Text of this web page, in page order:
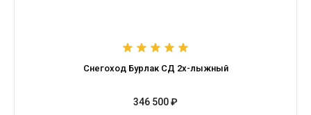
Снегоход Бурлак СД 2х-лыжный
346 500 ₽